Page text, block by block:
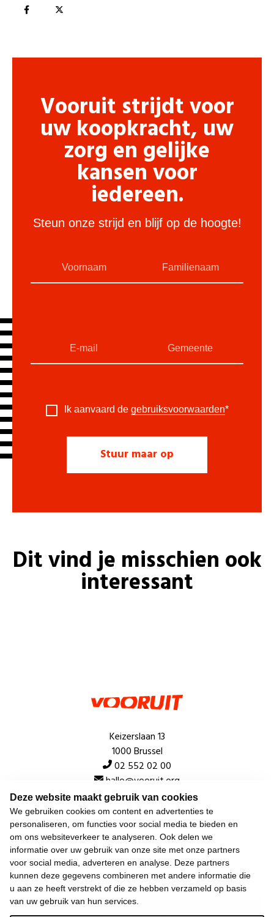
Deze website maakt gebruik van cookies
We gebruiken cookies om content en advertenties te
personaliseren, om functies voor social media te bieden en
om ons websiteverkeer te analyseren. Ook delen we
informatie over uw gebruik van onze site met onze partners
voor social media, adverteren en analyse. Deze partners
kunnen deze gegevens combineren met andere informatie die
u aan ze heeft verstrekt of die ze hebben verzameld op basis
van uw gebruik van hun services.
Vooruit strijdt voor
uw koopkracht, uw
zorg en gelijke
kansen voor
iedereen.
Steun onze strijd en blijf op de hoogte!
Ik aanvaard de gebruiksvoorwaarden*
Dit vind je misschien ook
interessant
Keizerslaan 13
1000 Brussel
02 552 02 00
hallo@vooruit.org
Snel
Over de beweging
Algemeen